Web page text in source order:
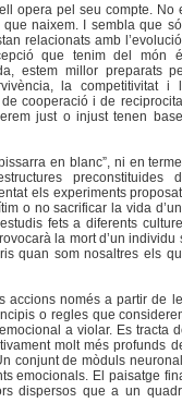
opera pel seu compte. No
naixem. I sembla que
relacionats amb
que tenim del món
estem millor preparats
la competitivitat i
cooperació i de
just o injust tenen
en blanc”, ni en
preconstituides
els experiments
o no sacrificar la vida
fets a diferents
la mort d’un individu
quan som nosaltres els
accions només a partir de
o regles que
a violar. Es tracta
molt més profunds
conjunt de mòduls
emocionals. El paisatge
dispersos que a un